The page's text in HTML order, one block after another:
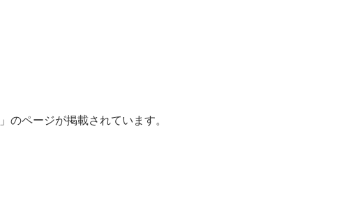
ページが掲載されています。